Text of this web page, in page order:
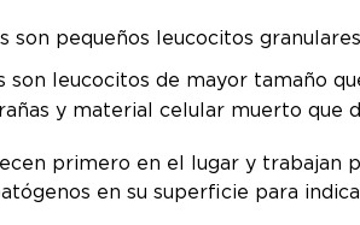
son pequeños leucocitos
son leucocitos de mayor tamaño
y material celular muerto que
primero en el lugar y trabajan
en su superficie para